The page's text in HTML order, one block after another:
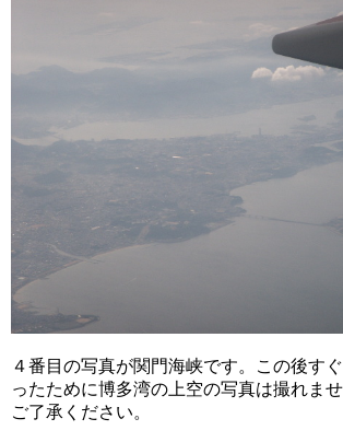
４番目の写真が関門海峡です。この後す
ったために博多湾の上空の写真は撮れま
ご了承ください。